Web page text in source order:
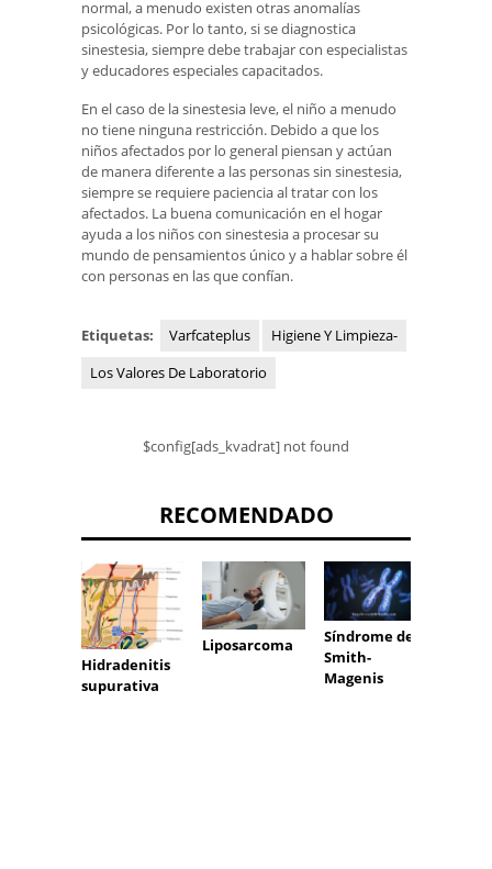
normal, a menudo existen otras anomalías
psicológicas. Por lo tanto, si se diagnostica
sinestesia, siempre debe trabajar con especialistas
y educadores especiales capacitados.
En el caso de la sinestesia leve, el niño a menudo
no tiene ninguna restricción. Debido a que los
niños afectados por lo general piensan y actúan
de manera diferente a las personas sin sinestesia,
siempre se requiere paciencia al tratar con los
afectados. La buena comunicación en el hogar
ayuda a los niños con sinestesia a procesar su
mundo de pensamientos único y a hablar sobre él
con personas en las que confían.
Etiquetas: Varfcateplus
Higiene Y Limpieza-
Los Valores De Laboratorio
$config[ads_kvadrat] not found
RECOMENDADO
Hidradenitis
supurativa
Liposarcoma
Síndrome de
Smith-
Magenis